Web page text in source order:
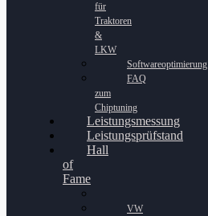
für
Traktoren
&
LKW
Softwareoptimierung
FAQ
zum
Chiptuning
Leistungsmessung
Leistungsprüfstand
Hall
of
Fame
VW